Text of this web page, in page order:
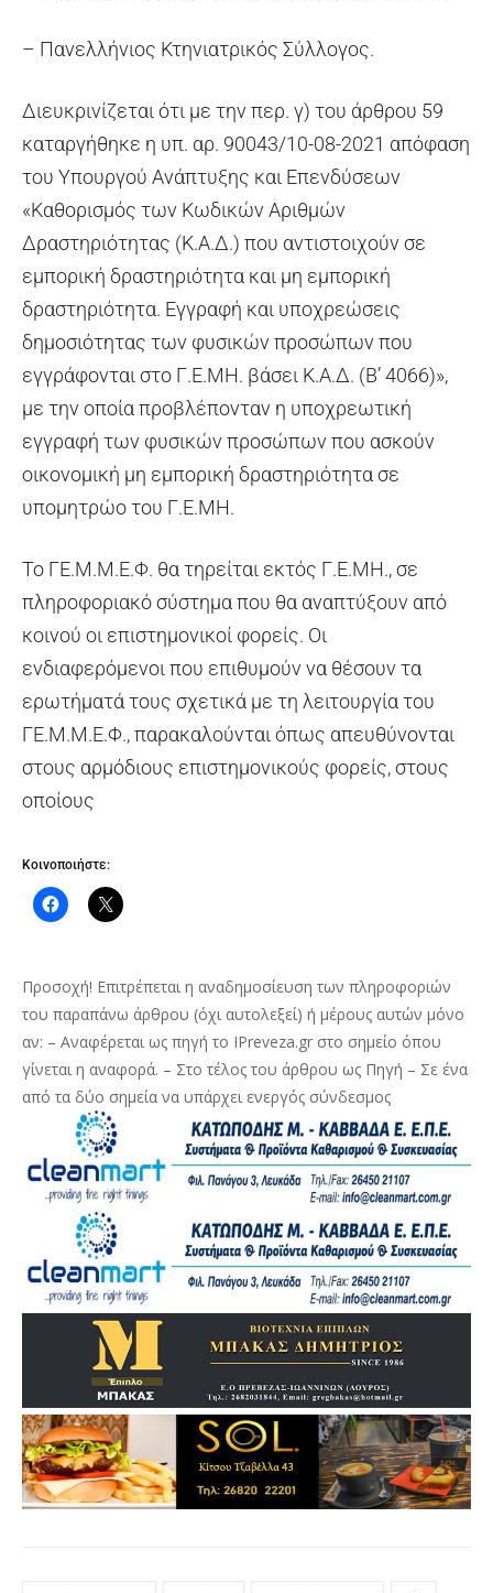
– Πανελλήνιος Κτηνιατρικός Σύλλογος.
Διευκρινίζεται ότι με την περ. γ) του άρθρου 59
καταργήθηκε η υπ. αρ. 90043/10-08-2021 απόφαση
του Υπουργού Ανάπτυξης και Επενδύσεων
«Καθορισμός των Κωδικών Αριθμών
Δραστηριότητας (Κ.Α.Δ.) που αντιστοιχούν σε
εμπορική δραστηριότητα και μη εμπορική
δραστηριότητα. Εγγραφή και υποχρεώσεις
δημοσιότητας των φυσικών προσώπων που
εγγράφονται στο Γ.Ε.ΜΗ. βάσει Κ.Α.Δ. (Β’ 4066)»,
με την οποία προβλέπονταν η υποχρεωτική
εγγραφή των φυσικών προσώπων που ασκούν
οικονομική μη εμπορική δραστηριότητα σε
υπομητρώο του Γ.Ε.ΜΗ.
Το ΓΕ.Μ.Μ.Ε.Φ. θα τηρείται εκτός Γ.Ε.ΜΗ., σε
πληροφοριακό σύστημα που θα αναπτύξουν από
κοινού οι επιστημονικοί φορείς. Οι
ενδιαφερόμενοι που επιθυμούν να θέσουν τα
ερωτήματά τους σχετικά με τη λειτουργία του
ΓΕ.Μ.Μ.Ε.Φ., παρακαλούνται όπως απευθύνονται
στους αρμόδιους επιστημονικούς φορείς, στους
οποίους
Κοινοποιήστε:
Προσοχή! Επιτρέπεται η αναδημοσίευση των πληροφοριών
του παραπάνω άρθρου (όχι αυτολεξεί) ή μέρους αυτών μόνο
αν: – Αναφέρεται ως πηγή το IPreveza.gr στο σημείο όπου
γίνεται η αναφορά. – Στο τέλος του άρθρου ως Πηγή – Σε ένα
από τα δύο σημεία να υπάρχει ενεργός σύνδεσμος